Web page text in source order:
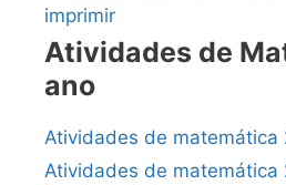
imprimir
Atividades de
ano
Atividades de matemática
Atividades de matemática